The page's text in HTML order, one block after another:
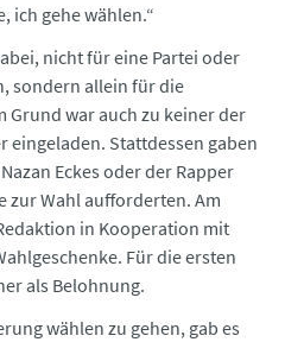
ich gehe wählen.“
nicht für eine Partei oder
sondern allein für die
Grund war auch zu keiner der
eingeladen. Stattdessen gaben
Eckes oder der Rapper
zur Wahl aufforderten. Am
in Kooperation mit
Für die ersten
als Belohnung.
wählen zu gehen, gab es